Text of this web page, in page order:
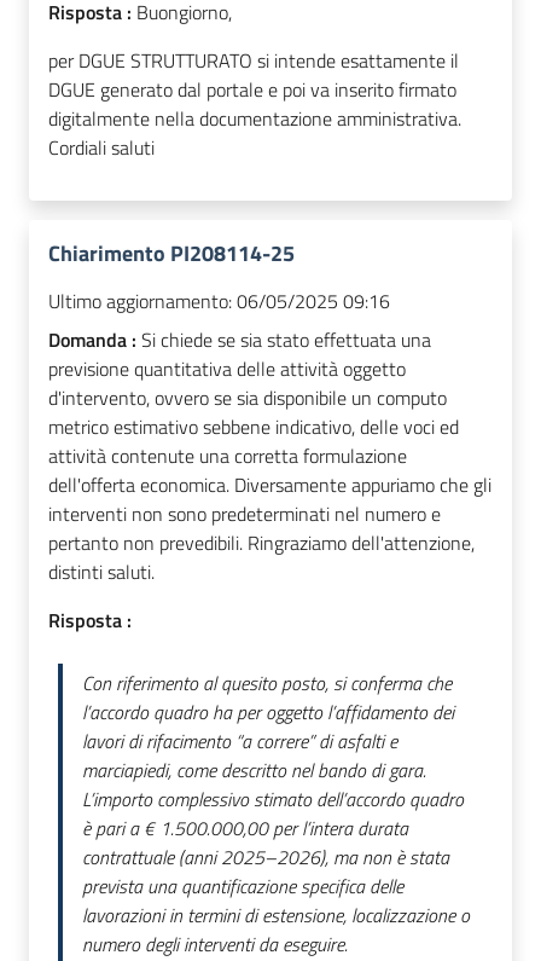
Risposta : Buongiorno,
per DGUE STRUTTURATO si intende esattamente il
DGUE generato dal portale e poi va inserito firmato
digitalmente nella documentazione amministrativa.
Cordiali saluti
Chiarimento PI208114-25
Ultimo aggiornamento:06/05/2025 09:16
Domanda : Si chiede se sia stato effettuata una
previsione quantitativa delle attività oggetto
d'intervento, ovvero se sia disponibile un computo
metrico estimativo sebbene indicativo, delle voci ed
attività contenute una corretta formulazione
dell'offerta economica. Diversamente appuriamo che gli
interventi non sono predeterminati nel numero e
pertanto non prevedibili. Ringraziamo dell'attenzione,
distinti saluti.
Risposta :
Con riferimento al quesito posto, si conferma che
l’accordo quadro ha per oggetto l’affidamento dei
lavori di rifacimento “a correre” di asfalti e
marciapiedi, come descritto nel bando di gara.
L’importo complessivo stimato dell’accordo quadro
è pari a € 1.500.000,00 per l’intera durata
contrattuale (anni 2025–2026), ma non è stata
prevista una quantificazione specifica delle
lavorazioni in termini di estensione, localizzazione o
numero degli interventi da eseguire.